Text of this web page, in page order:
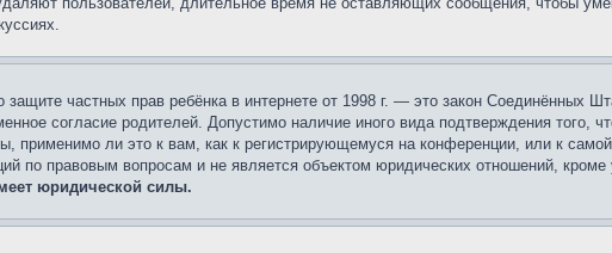
частных прав ребёнка в интернете от 1998 г. — это закон Соединённых
согласие родителей. Допустимо наличие иного вида подтверждения того,
применимо ли это к вам, как к регистрирующемуся на конференции, или к
по правовым вопросам и не является объектом юридических отношений, кроме
юридической силы.